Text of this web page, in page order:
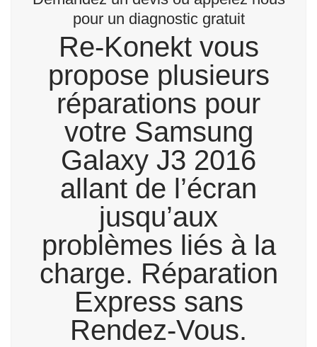
pour un diagnostic gratuit
Re-Konekt vous
propose plusieurs
réparations pour
votre Samsung
Galaxy J3 2016
allant de l’écran
jusqu’aux
problèmes liés à la
charge. Réparation
Express sans
Rendez-Vous.